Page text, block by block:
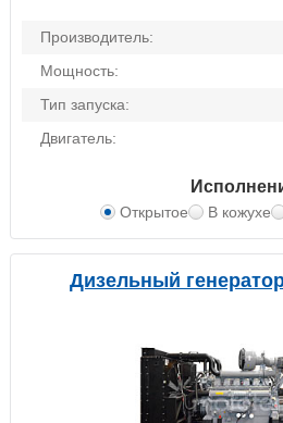
Производитель:
Мощность:
Тип запуска:
Двигатель:
Открытое В кожухе
Дизельный